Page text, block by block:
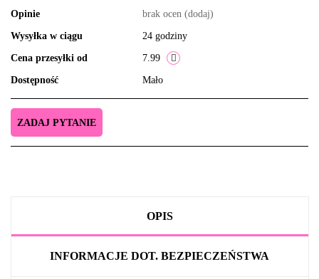
Opinie brak ocen (dodaj)
Wysyłka w ciągu 24 godziny
Cena przesyłki od 7.99
Dostępność Mało
ZADAJ PYTANIE
OPIS
INFORMACJE DOT. BEZPIECZEŃSTWA